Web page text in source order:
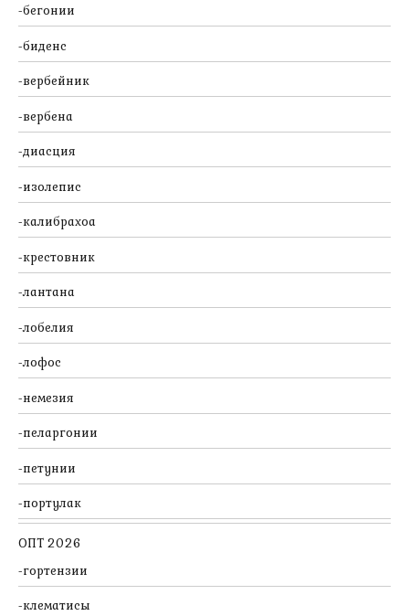
бегонии
биденс
вербейник
вербена
диасция
изолепис
калибрахоа
крестовник
лантана
лобелия
лофос
немезия
пеларгонии
петунии
портулак
ОПТ 2026
гортензии
клематисы